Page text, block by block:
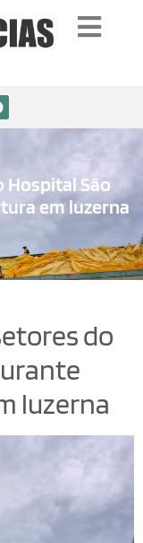
Hospital São
em luzerna
do
luzerna